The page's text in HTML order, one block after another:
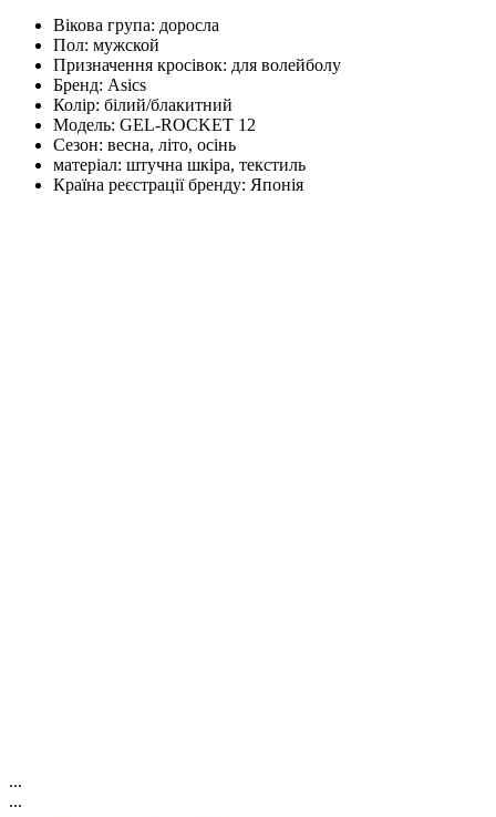
Вікова група: доросла
Пол: мужской
Призначення кросівок: для волейболу
Бренд: Asics
Колір: білий/блакитний
Модель: GEL-ROCKET 12
Сезон: весна, літо, осінь
матеріал: штучна шкіра, текстиль
Країна реєстрації бренду: Японія
...
...